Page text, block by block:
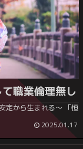
て職業倫理無し
ら生まれる～ 「恒
2025.01.17